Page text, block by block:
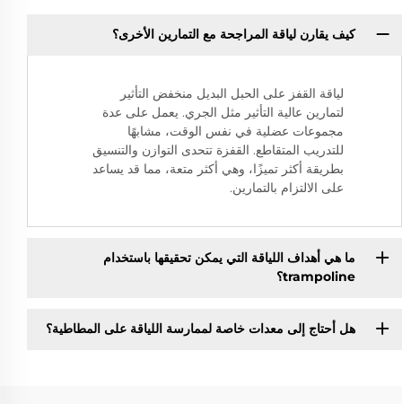
كيف يقارن لياقة المراجحة مع التمارين الأخرى؟
لياقة القفز على الحبل البديل منخفض التأثير
لتمارين عالية التأثير مثل الجري. يعمل على عدة
مجموعات عضلية في نفس الوقت، مشابهًا
للتدريب المتقاطع. القفزة تتحدى التوازن والتنسيق
بطريقة أكثر تميزًا، وهي أكثر متعة، مما قد يساعد
على الالتزام بالتمارين.
ما هي أهداف اللياقة التي يمكن تحقيقها باستخدام
trampoline؟
هل أحتاج إلى معدات خاصة لممارسة اللياقة على المطاطية؟